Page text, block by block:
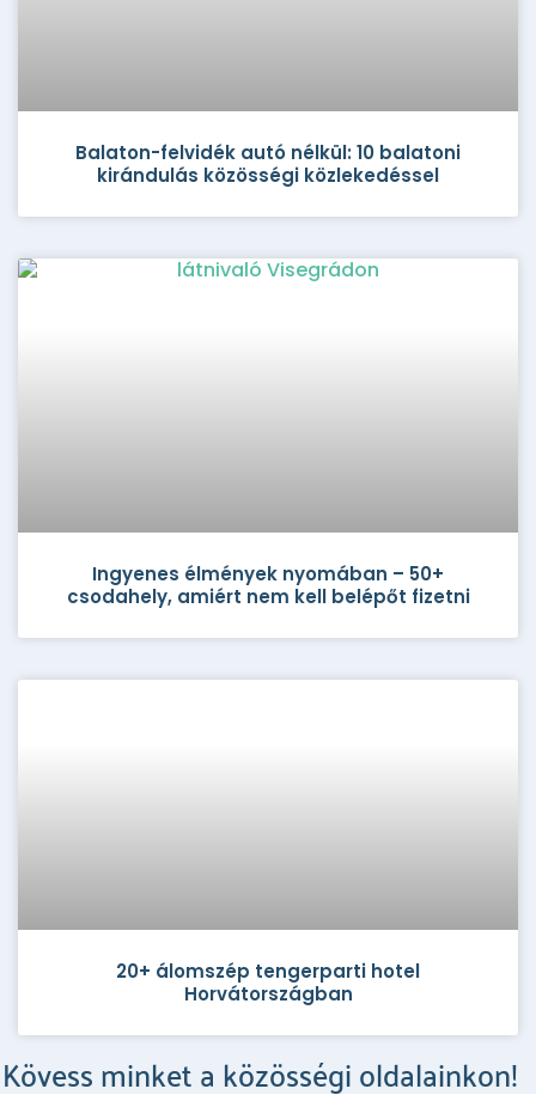
Balaton-felvidék autó nélkül: 10 balatoni
kirándulás közösségi közlekedéssel
Ingyenes élmények nyomában – 50+
csodahely, amiért nem kell belépőt fizetni
20+ álomszép tengerparti hotel
Horvátországban
Kövess minket a közösségi oldalainkon!